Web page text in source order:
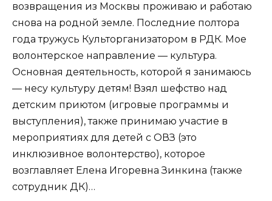
возвращения из Москвы проживаю и работаю
снова на родной земле. Последние полтора
года тружусь Культорганизатором в РДК. Мое
волонтерское направление — культура.
Основная деятельность, которой я занимаюсь
— несу культуру детям! Взял шефство над
детским приютом (игровые программы и
выступления), также принимаю участие в
мероприятиях для детей с ОВЗ (это
инклюзивное волонтерство), которое
возглавляет Елена Игоревна Зинкина (также
сотрудник ДК)…